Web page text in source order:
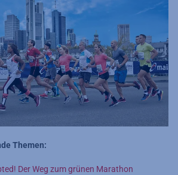
Themen:
Der Weg zum grünen Marathon